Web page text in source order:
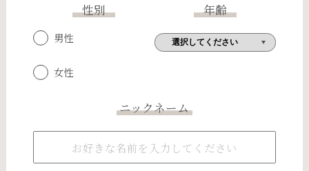
性別
男性
女性
年齢
ニックネーム